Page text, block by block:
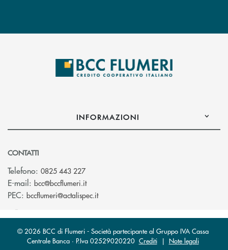
INFORMAZIONI
CONTATTI
Telefono: 0825 443 227
E-mail: bcc@bccflumeri.it(si apre l’app di posta elettronica)
PEC: bccflumeri@actalispec.it(si apre l’app di posta elettronica)
© 2026 BCC di Flumeri - Società partecipante al Gruppo IVA Cassa
Centrale Banca · P.Iva 02529020220 Crediti| Note legali